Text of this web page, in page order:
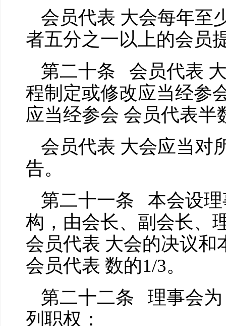
会员代表 大会每年至
者五分之一以上的会员
第二十条 会员代表
程制定或修改应当经参
应当经参会 会员代表半
会员代表 大会应当对
告。
第二十一条 本会设理
构，由会长、副会长、
会员代表 大会的决议
会员代表 数的1/3。
第二十二条 理事会为
列职权：